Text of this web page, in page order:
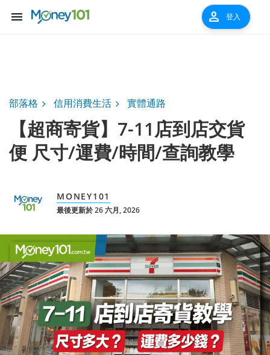
menu person 登入
部落格 信用消費生活 實體通路
【超商寄貨】7-11店到店交貨
便 尺寸/運費/時間/查詢教學
MONEY101
最後更新於 26 六月, 2026